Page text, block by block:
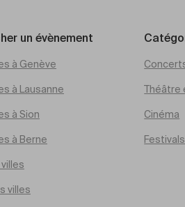
un évènement
à Genève
à Lausanne
à Sion
à Berne
villes
Cinéma
Festivals